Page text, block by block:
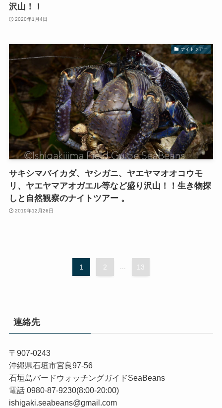
沢山！！
2020年1月4日
ナイトツアー
サキシマバイカダ、ヤシガニ、ヤエヤマオオコウモ
リ、ヤエヤマアオガエル等など盛り沢山！！生き物探
しと自然観察のナイトツアー 。
2019年12月26日
1 2 ... 13
連絡先
〒907-0243
沖縄県石垣市宮良97-56
石垣島バードウォッチングガイドSeaBeans
電話 0980-87-9230(8:00-20:00)
ishigaki.seabeans@gmail.com